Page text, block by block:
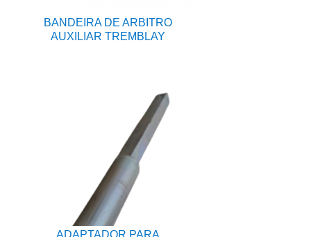
BANDEIRA DE ARBITRO
AUXILIAR TREMBLAY
ADAPTADOR PARA